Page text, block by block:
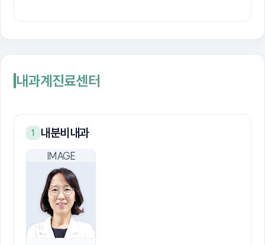
내과계진료센터
1 내분비내과